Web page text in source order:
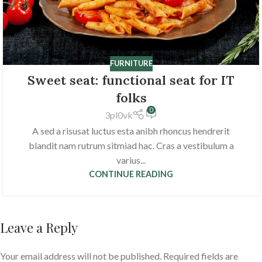
FURNITURE
Sweet seat: functional seat for IT
folks
3pl0vk 0
A sed a risusat luctus esta anibh rhoncus hendrerit
blandit nam rutrum sitmiad hac. Cras a vestibulum a
varius...
CONTINUE READING
Leave a Reply
Your email address will not be published. Required fields are